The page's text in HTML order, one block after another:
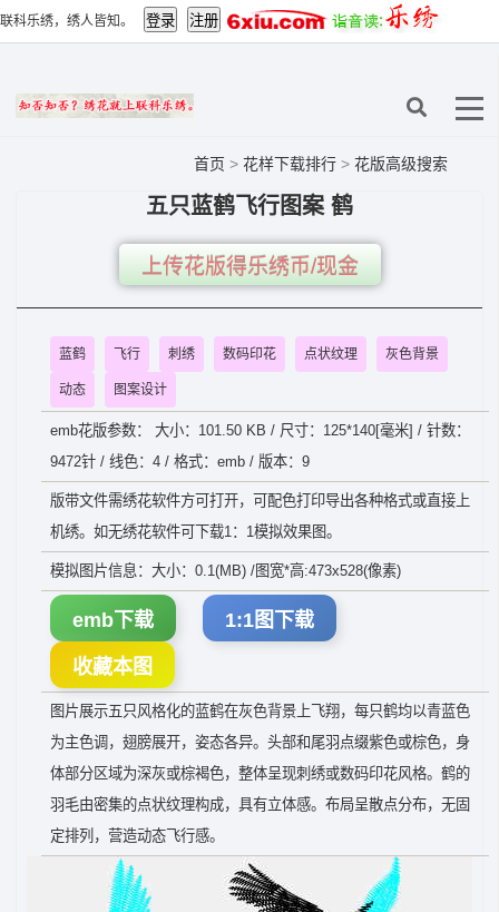
联科乐绣，绣人皆知。
首页 > 花样下载排行 > 花版高级搜索
五只蓝鹤飞行图案 鹤
上传花版得乐绣币/现金
蓝鹤 飞行 刺绣 数码印花 点状纹理 灰色背景
动态 图案设计
emb花版参数： 大小：101.50 KB / 尺寸：125*140[毫米] / 针数：
9472针 / 线色：4 / 格式：emb / 版本：9
版带文件需绣花软件方可打开，可配色打印导出各种格式或直接上
机绣。如无绣花软件可下载1：1模拟效果图。
模拟图片信息：大小：0.1(MB) /图宽*高:473x528(像素)
emb下载 1:1图下载
收藏本图
图片展示五只风格化的蓝鹤在灰色背景上飞翔，每只鹤均以青蓝色
为主色调，翅膀展开，姿态各异。头部和尾羽点缀紫色或棕色，身
体部分区域为深灰或棕褐色，整体呈现刺绣或数码印花风格。鹤的
羽毛由密集的点状纹理构成，具有立体感。布局呈散点分布，无固
定排列，营造动态飞行感。